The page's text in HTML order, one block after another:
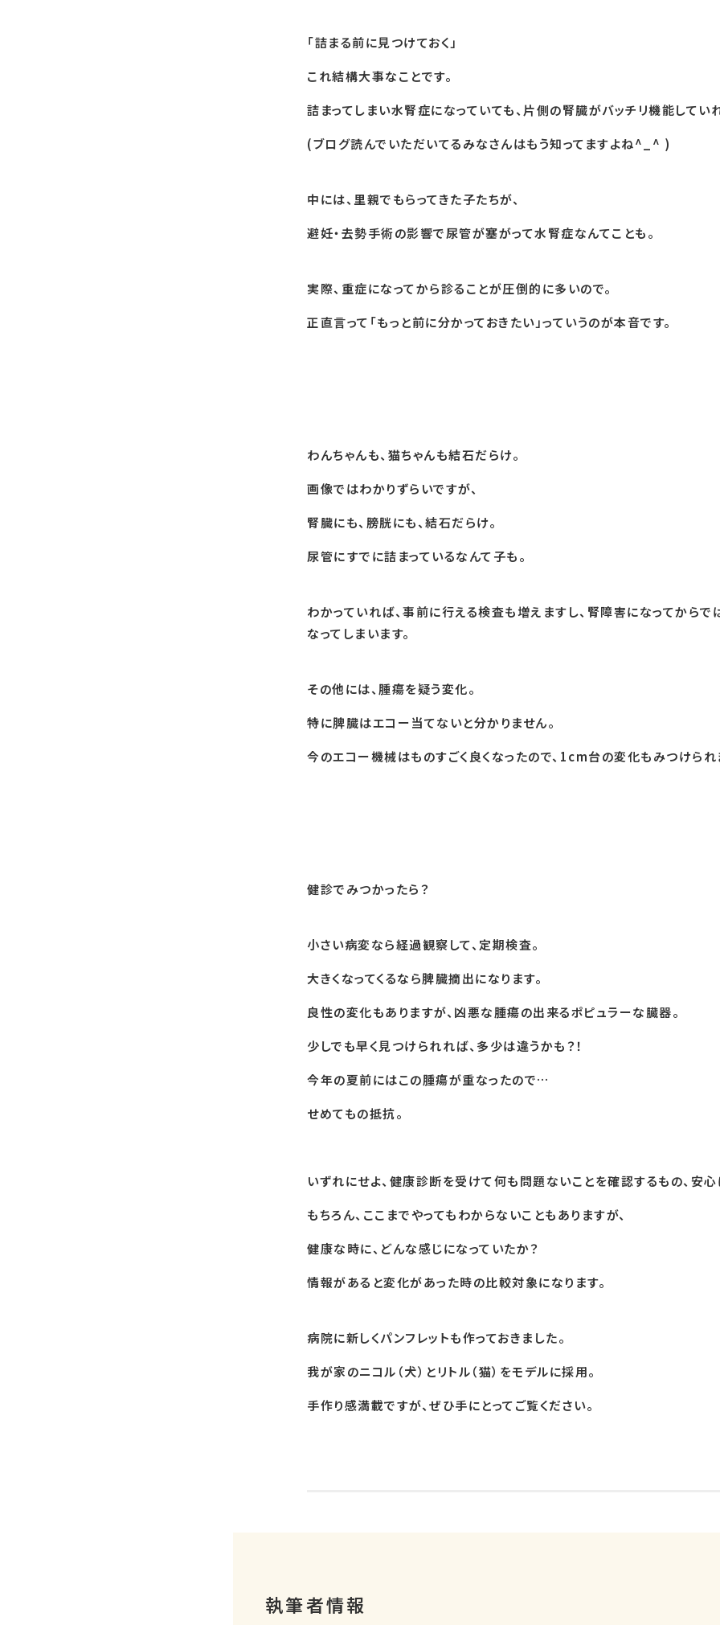
「詰まる前に見つけておく」
これ結構大事なことです。
詰まってしまい水腎症になっていても、片側の腎臓がバッチリ機能してい
(ブログ読んでいただいてるみなさんはもう知ってますよね^_^ )
中には、里親でもらってきた子たちが、
避妊・去勢手術の影響で尿管が塞がって水腎症なんてことも。
実際、重症になってから診ることが圧倒的に多いので。
正直言って「もっと前に分かっておきたい」っていうのが本音です。
わんちゃんも、猫ちゃんも結石だらけ。
画像ではわかりずらいですが、
腎臓にも、膀胱にも、結石だらけ。
尿管にすでに詰まっているなんて子も。
わかっていれば、事前に行える検査も増えますし、腎障害になってから
なってしまいます。
その他には、腫瘍を疑う変化。
特に脾臓はエコー当てないと分かりません。
今のエコー機械はものすごく良くなったので、1cm台の変化もみつけられ
健診でみつかったら？
小さい病変なら経過観察して、定期検査。
大きくなってくるなら脾臓摘出になります。
良性の変化もありますが、凶悪な腫瘍の出来るポピュラーな臓器。
少しでも早く見つけられれば、多少は違うかも？！
今年の夏前にはこの腫瘍が重なったので…
せめてもの抵抗。
いずれにせよ、健康診断を受けて何も問題ないことを確認するもの、安心
もちろん、ここまでやってもわからないこともありますが、
健康な時に、どんな感じになっていたか？
情報があると変化があった時の比較対象になります。
病院に新しくパンフレットも作っておきました。
我が家のニコル（犬）とリトル（猫）をモデルに採用。
手作り感満載ですが、ぜひ手にとってご覧ください。
執筆者情報